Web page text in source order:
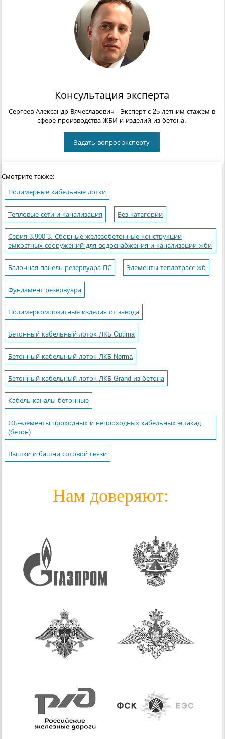
Консультация эксперта
Сергеев Александр Вячеславович - Эксперт с 25-летним стажем в
сфере производства ЖБИ и изделий из бетона.
Задать вопрос эксперту
Смотрите также:
Полимерные кабельные лотки
Тепловые сети и канализация Без категории
Серия 3.900-3. Сборные железобетонные конструкции
емкостных сооружений для водоснабжения и канализации жби
Балочная панель резервуара ПС Элементы теплотрасс жб
Фундамент резервуара
Полимеркомпозитные изделия от завода
Бетонный кабельный лоток ЛКБ Optima
Бетонный кабельный лоток ЛКБ Norma
Бетонный кабельный лоток ЛКБ Grand из бетона
Кабель-каналы бетонные
ЖБ-элементы проходных и непроходных кабельных эстакад
(бетон)
Вышки и башни сотовой связи
Нам доверяют: